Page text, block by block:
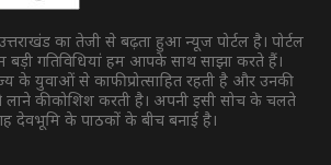
उत्तराखंड का तेजी से बढ़ता हुआ न्यूज पोर्टल है। पोर्टल
बड़ी गतिविधियां हम आपके साथ साझा करते हैं।
के युवाओं से काफी प्रोत्साहित रहती है और उनकी
लाने की कोशिश करती है। अपनी इसी सोच के चलते
देवभूमि के पाठकों के बीच बनाई है।